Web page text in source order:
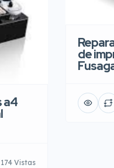
a4
174 Vistas
de